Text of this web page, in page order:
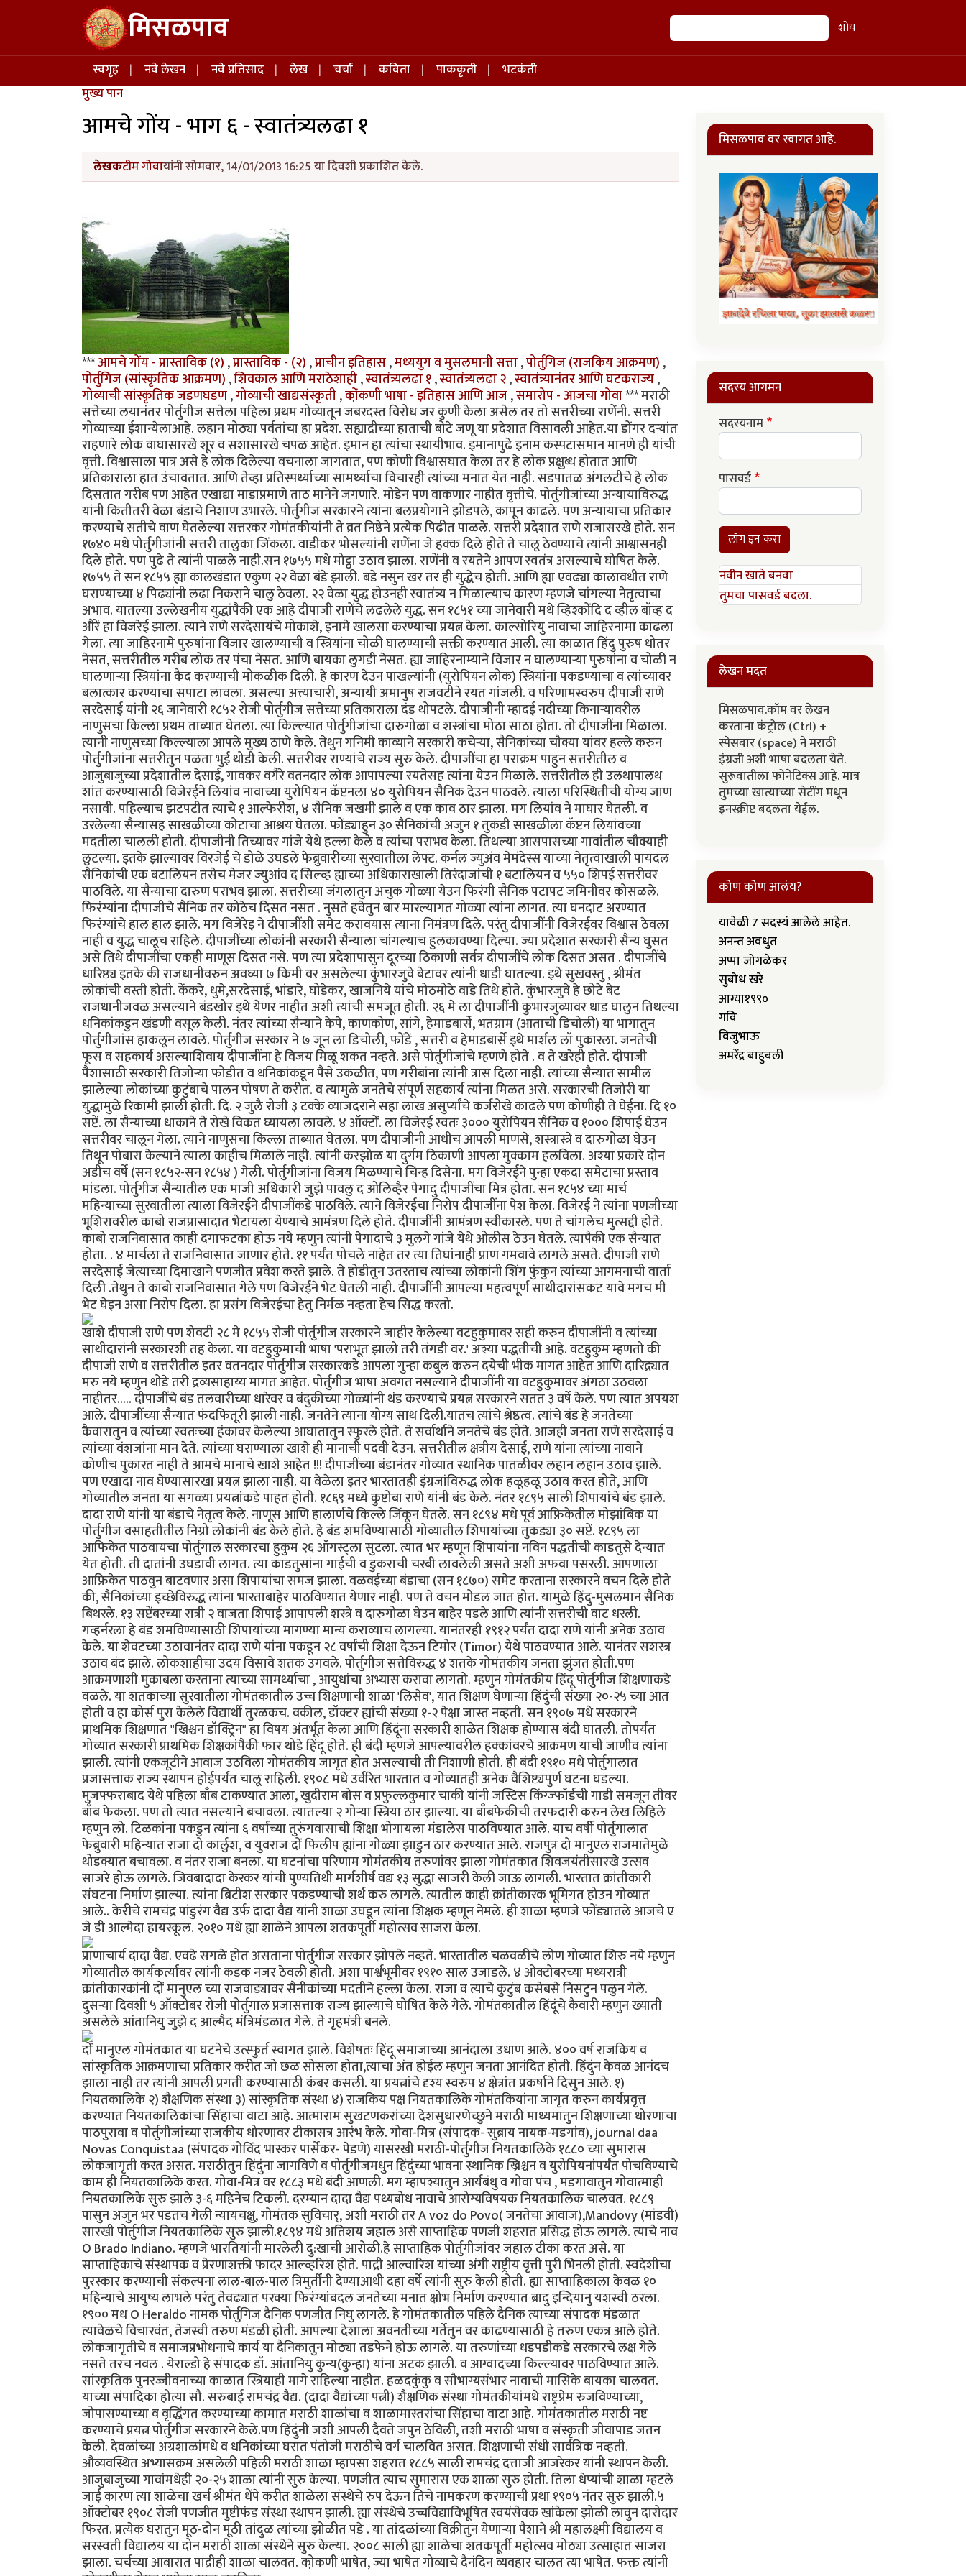
Skip to main content मिसळपाव शोध शोध
Main navigation
स्वगृह नवे लेखन नवे प्रतिसाद लेख चर्चा कविता पाककृती
भटकंती
मुख्य पान
आमचे गोंय - भाग ६ - स्वातंत्र्यलढा १
लेखकटीम गोवायांनी सोमवार, 14/01/2013 16:25 या दिवशी प्रकाशित केले.
***आमचे गोंय - प्रास्ताविक (१),प्रास्ताविक - (२),प्राचीन इतिहास,मध्ययुग व मुसलमानी सत्ता,पोर्तुगिज (राजकिय आक्रमण),
पोर्तुगिज (सांस्कृतिक आक्रमण),शिवकाल आणि मराठेशाही,स्वातंत्र्यलढा १,स्वातंत्र्यलढा २,स्वातंत्र्यानंतर आणि घटकराज्य,
गोव्याची सांस्कृतिक जडणघडण,गोव्याची खाद्यसंस्कृती,को़ंकणी भाषा - इतिहास आणि आज,समारोप - आजचा गोवा*** मराठी
सत्तेच्या लयानंतर पोर्तुगीज सत्तेला पहिला प्रथम गोव्यातून जबरदस्त विरोध जर कुणी केला असेल तर तो सत्तरीच्या राणेंनी. सत्तरी
गोव्याच्या ईशान्येलाआहे. लहान मोठ्या पर्वतांचा हा प्रदेश. सह्याद्रीच्या हाताची बोटे जणू या प्रदेशात विसावली आहेत.या डोंगर दर्‍यांत
राहणारे लोक वाघासारखे शूर व सशासारखे चपळ आहेत. इमान हा त्यांचा स्थायीभाव. इमानापुढे इनाम कस्पटासमान मानणे ही यांची
वृत्ती. विश्वासाला पात्र असे हे लोक दिलेल्या वचनाला जागतात, पण कोणी विश्वासघात केला तर हे लोक प्रक्षुब्ध होतात आणि
प्रतिकाराला हात उंचावतात. आणि तेव्हा प्रतिस्पर्ध्याच्या सामर्थ्याचा विचारही त्यांच्या मनात येत नाही. सडपातळ अंगलटीचे हे लोक
दिसतात गरीब पण आहेत एखाद्या माडाप्रमाणे ताठ मानेने जगणारे. मोडेन पण वाकणार नाहीत वृत्तीचे. पोर्तुगीजांच्या अन्यायाविरुद्ध
यांनी कितीतरी वेळा बंडाचे निशाण उभारले. पोर्तुगीज सरकारने त्यांना बलप्रयोगाने झोडपले, कापून काढले. पण अन्यायाचा प्रतिकार
करण्याचे सतीचे वाण घेतलेल्या सत्तरकर गोमंतकीयांनी ते व्रत निष्ठेने प्रत्येक पिढीत पाळले. सत्तरी प्रदेशात राणे राजासरखे होते. सन
१७४० मधे पोर्तुगीजांनी सत्तरी तालुका जिंकला. वाडीकर भोसल्यांनी राणेंना जे हक्क दिले होते ते चालू ठेवण्याचे त्यांनी आश्वासनही
दिले होते. पण पुढे ते त्यांनी पाळले नाही.सन १७५५ मधे मोट्ठा उठाव झाला. राणेंनी व रयतेने आपण स्वतंत्र असल्याचे घोषित केले.
१७५५ ते सन १८५५ ह्या कालखंडात एकुण २२ वेळा बंडे झाली. बडे नसुन खर तर ही युद्धेच होती. आणि ह्या एवढ्या कालावधीत राणे
घराण्याच्या ४ पिढ्यांनी लढा निकराने चालु ठेवला. २२ वेळा युद्ध होउनही स्वातंत्र्य न मिळाल्याच कारण म्हणजे चांगल्या नेतृत्वाचा
अभाव. यातल्या उल्लेखनीय युद्धांपैकी एक आहे दीपाजी राणेंचे लढलेले युद्ध. सन १८५१ च्या जानेवारी मधे व्हिश्कोंदि द व्हील बॉव्ह द
औरें हा विजरेई झाला. त्याने राणे सरदेसायंचे मोकाशे, इनामे खालसा करण्याचा प्रयत्न केला. काल्सोरियु नावाचा जाहिरनामा काढला
गेला. त्या जाहिरनामे पुरुषांना विजार खालण्याची व स्त्रियांना चोळी घालण्याची सक्ती करण्यात आली. त्या काळात हिंदु पुरुष धोतर
नेसत, सत्तरीतील गरीब लोक तर पंचा नेसत. आणि बायका लुगडी नेसत. ह्या जाहिरनाम्याने विजार न घालण्यार्‍या पुरुषांना व चोळी न
घालणार्‍या स्त्रियांना कैद करण्याची मोकळीक दिली. हे कारण देउन पाखल्यांनी (युरोपियन लोक) स्त्रियांना पकडण्याचा व त्यांच्यावर
बलात्कार करण्याचा सपाटा लावला. असल्या अत्त्याचारी, अन्यायी अमानुष राजवटीने रयत गांजली. व परिणामस्वरुप दीपाजी राणे
सरदेसाई यांनी २६ जानेवारी १८५२ रोजी पोर्तुगीज सत्तेच्या प्रतिकाराला दंड थोपटले. दीपाजीनी म्हादई नदीच्या किनार्‍यावरील
नाणुसचा किल्ला प्रथम ताब्यात घेतला. त्या किल्ल्यात पोर्तुगीजांचा दारुगोळा व शस्त्रांचा मोठा साठा होता. तो दीपाजींना मिळाला.
त्यानी नाणुसच्या किल्ल्याला आपले मुख्य ठाणे केले. तेथुन गनिमी काव्याने सरकारी कचेर्‍या, सैनिकांच्या चौक्या यांवर हल्ले करुन
पोर्तुगीजांना सत्तरीतुन पळता भुई थोडी केली. सत्तरीवर राण्यांचे राज्य सुरु केले. दीपाजींचा हा पराक्रम पाहुन सत्तरीतील व
आजुबाजुच्या प्रदेशातील देसाई, गावकर वगैरे वतनदार लोक आपापल्या रयतेसह त्यांना येउन मिळाले. सत्तरीतील ही उलथापालथ
शांत करण्यासाठी विजेरईने लियांव नावाच्या युरोपियन कॅप्टनला ४० युरोपियन सैनिक देउन पाठवले. त्याला परिस्थितीची योग्य जाण
नसावी. पहिल्याच झटपटीत त्याचे १ आल्फेरीश, ४ सैनिक जखमी झाले व एक काव ठार झाला. मग लियांव ने माघार घेतली. व
उरलेल्या सैन्यासह साखळीच्या कोटाचा आश्रय घेतला. फोंड्याहुन ३० सैनिकांची अजुन १ तुकडी साखळीला कॅप्टन लियांवच्या
मदतीला चालली होती. दीपाजीनी तिच्यावर गांजे येथे हल्ला केले व त्यांचा पराभव केला. तिथल्या आसपासच्या गावांतील चौक्याही
लुटल्या. इतके झाल्यावर विरजेई चे डोळे उघडले फेब्रुवारीच्या सुरवातीला लेफ्ट. कर्नल ज्युअंव मेमंदेस्स याच्या नेतृत्वाखाली पायदल
सैनिकांची एक बटालियन तसेच मेजर ज्युआंव द सिल्व्ह ह्याच्या अधिकाराखाली तिरंदाजांची १ बटालियन व ५५० शिपई सत्तरीवर
पाठविले. या सैन्याचा दारुण पराभव झाला. सत्तरीच्या जंगलातुन अचुक गोळ्या येउन फिरंगी सैनिक पटापट जमिनीवर कोसळले.
फिरंग्यांना दीपाजीचे सैनिक तर कोठेच दिसत नसत . नुसते हवेतुन बार मारल्यागत गोळ्या त्यांना लागत. त्या घनदाट अरण्यात
फिरंग्यांचे हाल हाल झाले. मग विजेरेइ ने दीपाजींशी समेट करावयास त्याना निमंत्रण दिले. परंतु दीपाजींनी विजेरईवर विश्वास ठेवला
नाही व युद्ध चालूच राहिले. दीपाजींच्या लोकांनी सरकारी सैन्याला चांगल्याच हुलकावण्या दिल्या. ज्या प्रदेशात सरकारी सैन्य घुसत
असे तिथे दीपाजींचा एकही माणूस दिसत नसे. पण त्या प्रदेशापासुन दूरच्या ठिकाणी सर्वत्र दीपाजींचे लोक दिसत असत . दीपाजींचे
धारिष्ठ्य इतके की राजधानीवरुन अवघ्या ७ किमी वर असलेल्या कुंभारजुवे बेटावर त्यांनी धाडी घातल्या. इथे सुखवस्तु , श्रीमंत
लोकांची वस्ती होती. केंकरे, धुमे,सरदेसाई, भांडारे, घोडेकर, खाजनिये यांचे मोठमोठे वाडे तिथे होते. कुंभारजुवे हे छोटे बेट
राजधानीजवळ असल्याने बंडखोर इथे येणर नाहीत अशी त्यांची समजूत होती. २६ मे ला दीपाजींनी कुभारजुव्यावर धाड घालुन तिथल्या
धनिकांकडुन खंडणी वसूल केली. नंतर त्यांच्या सैन्याने केपे, काणकोण, सांगे, हेमाडबार्से, भतग्राम (आताची डिचोली) या भागातुन
पोर्तुगीजांस हाकलून लावले. पोर्तुगीज सरकार ने ७ जून ला डिचोली, फोंडें , सत्तरी व हेमाडबार्से इथे मार्शल लॉ पुकारला. जनतेची
फूस व सहकार्य असल्याशिवाय दीपाजींना हे विजय मिळू शकत नव्हते. असे पोर्तुगीजांचे म्हणणे होते . व ते खरेही होते. दीपाजी
पैशासाठी सरकारी तिजोर्‍या फोडीत व धनिकांकडून पैसे उकळीत, पण गरीबांना त्यांनी त्रास दिला नाही. त्यांच्या सैन्यात सामील
झालेल्या लोकांच्या कुटुंबाचे पालन पोषण ते करीत. व त्यामुळे जनतेचे संपूर्ण सहकार्य त्यांना मिळत असे. सरकारची तिजोरी या
युद्धामुळे रिकामी झाली होती. दि. २ जुलै रोजी ३ टक्के व्याजदराने सहा लाख असुर्प्यांचे कर्जरोखे काढले पण कोणीही ते घेईना. दि १०
सप्टें. ला सैन्याच्या धाकाने ते रोखे विकत घ्यायला लावले. ४ ऑक्टों. ला विजेरई स्वतः ३००० युरोपियन सैनिक व १००० शिपाई घेउन
सत्तरीवर चालून गेला. त्याने नाणुसचा किल्ला ताब्यात घेतला. पण दीपाजीनी आधीच आपली माणसे, शस्त्रास्त्रे व दारुगोळा घेउन
तिथून पोबारा केल्याने त्याला काहीच मिळाले नाही. त्यांनी करझोळ या दुर्गम ठिकाणी आपला मुक्काम हलविला. अश्या प्रकारे दोन
अडीच वर्षे (सन १८५२-सन १८५४ ) गेली. पोर्तुगीजांना विजय मिळण्याचे चिन्ह दिसेना. मग विजेरईने पुन्हा एकदा समेटाचा प्रस्ताव
मांडला. पोर्तुगीज सैन्यातील एक माजी अधिकारी जुझे पावलु द ओलिव्हैर पेगादु दीपाजींचा मित्र होता. सन १८५४ च्या मार्च
महिन्याच्या सुरवातीला त्याला विजेरईने दीपाजींकडे पाठविले. त्याने विजेरईचा निरोप दीपाजींना पेश केला. विजेरई ने त्यांना पणजीच्या
भूशिरावरील काबो राजप्रासादात भेटायला येण्याचे आमंत्रण दिले होते. दीपाजींनी आमंत्रण स्वीकारले. पण ते चांगलेच मुत्सद्दी होते.
काबो राजनिवासात काही दगाफटका होऊ नये म्हणुन त्यांनी पेगादाचे ३ मुलगे गांजे येथे ओलीस ठेउन घेतले. त्यापैकी एक सैन्यात
होता. . ४ मार्चला ते राजनिवासात जाणार होते. ११ पर्यंत पोचले नाहेत तर त्या तिघांनाही प्राण गमवावे लागले असते. दीपाजी राणे
सरदेसाई जेत्याच्या दिमाखाने पणजीत प्रवेश करते झाले. ते होडीतुन उतरताच त्यांच्या लोकांनी शिंग फुंकुन त्यांच्या आगमनाची वार्ता
दिली .तेथुन ते काबो राजनिवासात गेले पण विजेरईने भेट घेतली नाही. दीपाजींनी आपल्या महत्वपूर्ण साथीदारांसकट यावे मगच मी
भेट घेइन असा निरोप दिला. हा प्रसंग विजेरईचा हेतु निर्मळ नव्हता हेच सिद्ध करतो.
खाशे दीपाजी राणे पण शेवटी २८ मे १८५५ रोजी पोर्तुगीज सरकारने जाहीर केलेल्या वटहुकुमावर सही करुन दीपाजींनी व त्यांच्या
साथीदारांनी सरकारशी तह केला. या वटहुकुमाची भाषा 'पराभूत झालो तरी तंगडी वर.' अश्या पद्धतीची आहे. वटहुकुम म्हणतो की
दीपाजी राणे व सत्तरीतील इतर वतनदार पोर्तुगीज सरकारकडे आपला गुन्हा कबुल करुन दयेची भीक मागत आहेत आणि दारिद्र्यात
मरु नये म्हणुन थोडे तरी द्रव्यसाहाय्य मागत आहेत. पोर्तुगीज भाषा अवगत नसल्याने दीपाजींनी या वटहुकुमावर अंगठा उठवला
नाहीतर..... दीपाजींचे बंड तलवारीच्या धारेवर व बंदुकीच्या गोळ्यांनी थंड करण्याचे प्रयत्न सरकारने सतत ३ वर्षे केले. पण त्यात अपयश
आले. दीपाजींच्या सैन्यात फंदफितूरी झाली नाही. जनतेने त्याना योग्य साथ दिली.यातच त्यांचे श्रेष्ठत्व. त्यांचे बंड हे जनतेच्या
कैवारातुन व त्यांच्या स्वतःच्या हंकावर केलेल्या आघातातुन स्फुरले होते. ते सर्वार्थाने जनतेचे बंड होते. आजही जनता राणे सरदेसाई व
त्यांच्या वंशजांना मान देते. त्यांच्या घराण्याला खाशे ही मानाची पदवी देउन. सत्तरीतील क्षत्रीय देसाई, राणे यांना त्यांच्या नावाने
कोणीच पुकारत नाही ते आमचे मानाचे खाशे आहेत !!! दीपाजींच्या बंडानंतर गोव्यात स्थानिक पातळीवर लहान लहान उठाव झाले.
पण एखादा नाव घेण्यासारखा प्रयत्न झाला नाही. या वेळेला इतर भारतातही इंग्रजांविरुद्ध लोक हळूहळू उठाव करत होते, आणि
गोव्यातील जनता या सगळ्या प्रयत्नांकडे पाहत होती. १८६९ मध्ये कुष्टोबा राणे यांनी बंड केले. नंतर १८९५ साली शिपायांचे बंड झाले.
दादा राणे यांनी या बंडाचे नेतृत्व केले. नाणूस आणि हालार्णचे किल्ले जिंकून घेतले. सन १८९४ मधे पूर्व आफ्रिकेतील मोझांबिक या
पोर्तुगीज वसाहतीतील निग्रो लोकांनी बंड केले होते. हे बंड शमविण्यासाठी गोव्यातील शिपायांच्या तुकड्या ३० सप्टें. १८९५ ला
आफिकेत पाठवायचा पोर्तुगाल सरकारचा हुकुम २६ ऑगस्ट्ला सुटला. त्यात भर म्हणून शिपायांना नविन पद्धतीची काडतुसे देन्यात
येत होती. ती दातांनी उघडावी लागत. त्या काडतुसांना गाईची व डुकराची चरबी लावलेली असते अशी अफवा पसरली. आपणाला
आफ्रिकेत पाठवुन बाटवणार असा शिपायांचा समज झाला. वळवईच्या बंडाचा (सन १८७०) समेट करताना सरकारने वचन दिले होते
की, सैनिकांच्या इच्छेविरुद्ध त्यांना भारताबाहेर पाठविण्यात येणार नाही. पण ते वचन मोडल जात होत. यामुळे हिंदु-मुसलमान सैनिक
बिथरले. १३ सप्टेंबरच्या रात्री २ वाजता शिपाई आपापली शस्त्रे व दारुगोळा घेउन बाहेर पडले आणि त्यांनी सत्तरीची वाट धरली.
गव्हर्नरला हे बंड शमविण्यासाठी शिपायांच्या मागण्या मान्य कराव्याच लागल्या. यानंतरही १९१२ पर्यंत दादा राणे यांनी अनेक उठाव
केले. या शेवटच्या उठावानंतर दादा राणे यांना पकडून २८ वर्षांची शिक्षा देऊन टिमोर (Timor) येथे पाठवण्यात आले. यानंतर सशस्त्र
उठाव बंद झाले. लोकशाहीचा उदय विसावे शतक उगवले. पोर्तुगीज सत्तेविरुद्ध ४ शतके गोमंतकीय जनता झुंजत होती.पण
आक्रमणाशी मुकाबला करताना त्याच्या सामर्थ्याचा , आयुधांचा अभ्यास करावा लागतो. म्हणुन गोमंतकीय हिंदू पोर्तुगीज शिक्षणाकडे
वळले. या शतकाच्या सुरवातीला गोमंतकातील उच्च शिक्षणाची शाळा 'लिसेव', यात शिक्षण घेणार्‍या हिंदुंची संख्या २०-२५ च्या आत
होती व हा कोर्स पुरा केलेले विद्यार्थी तुरळकच. वकील, डॉक्टर ह्यांची संख्या १-२ पेक्षा जास्त नव्हती. सन १९०७ मधे सरकारने
प्राथमिक शिक्षणात "ख्रिश्चन डॉक्ट्रिन" हा विषय अंतर्भूत केला आणि हिंदूंना सरकारी शाळेत शिक्षक होण्यास बंदी घातली. तोपर्यंत
गोव्यात सरकारी प्राथमिक शिक्षकांपैकी फार थोडे हिंदू होते. ही बंदी म्हणजे आपल्यावरील हक्कांवरचे आक्रमण याची जाणीव त्यांना
झाली. त्यांनी एकजूटीने आवाज उठविला गोमंतकीय जागृत होत असल्याची ती निशाणी होती. ही बंदी १९१० मधे पोर्तुगालात
प्रजासत्ताक राज्य स्थापन होईपर्यंत चालू राहिली. १९०८ मधे उर्वरित भारतात व गोव्यातही अनेक वैशिष्ट्यपुर्ण घटना घडल्या.
मुजफ्फराबाद येथे पहिला बाँब टाकण्यात आला, खुदीराम बोस व प्रफुल्लकुमार चाकी यांनी जस्टिस किंग्ज्फॉर्डची गाडी समजून तीवर
बाँब फेकला. पण तो त्यात नसल्याने बचावला. त्यातल्या २ गोर्‍या स्त्रिया ठार झाल्या. या बाँबफेकीची तरफदारी करुन लेख लिहिले
म्हणुन लो. टिळकांना पकडुन त्यांना ६ वर्षांच्या तुरुंगवासाची शिक्षा भोगायला मंडालेस पाठविण्यात आले. याच वर्षी पोर्तुगालात
फेब्रुवारी महिन्यात राजा दो कार्लुश, व युवराज दों फिलीप ह्यांना गोळ्या झाडुन ठार करण्यात आले. राजपुत्र दो मानुएल राजमातेमुळे
थोडक्यात बचावला. व नंतर राजा बनला. या घटनांचा परिणाम गोमंतकीय तरुणांवर झाला गोमंतकात शिवजयंतीसारखे उत्सव
साजरे होऊ लागले. जिवबादादा केरकर यांची पुण्यतिथी मार्गशीर्ष वद्य १३ सुद्धा साजरी केली जाऊ लागली. भारतात क्रांतीकारी
संघटना निर्माण झाल्या. त्यांना ब्रिटीश सरकार पकडण्याची शर्थ करु लागले. त्यातील काही क्रांतीकारक भूमिगत होउन गोव्यात
आले.. केरीचे रामचंद्र पांडुरंग वैद्य उर्फ दादा वैद्य यांनी शाळा उघडून त्यांना शिक्षक म्हणून नेमले. ही शाळा म्हणजे फोंड्यातले आजचे ए
जे डी आल्मेदा हायस्कूल. २०१० मधे ह्या शाळेने आपला शतकपूर्ती महोत्सव साजरा केला.
प्राणाचार्य दादा वैद्य. एवढे सगळे होत असताना पोर्तुगीज सरकार झोपले नव्हते. भारतातील चळवळीचे लोण गोव्यात शिरु नये म्हणुन
गोव्यातील कार्यकर्त्यांवर त्यांनी कडक नजर ठेवली होती. अशा पार्श्वभूमीवर १९१० साल उजाडले. ४ ओक्टोबरच्या मध्यरात्री
क्रांतीकारकांनी दों मानुएल च्या राजवाड्यावर सैनीकांच्या मदतीने हल्ला केला. राजा व त्याचे कुटुंब कसेबसे निसटुन पळुन गेले.
दुसर्‍या दिवशी ५ ऑक्टोबर रोजी पोर्तुगाल प्रजासत्ताक राज्य झाल्याचे घोषित केले गेले. गोमंतकातील हिंदूंचे कैवारी म्हणुन ख्याती
असलेले आंतानियु जुझे द आल्मैद मंत्रिमंडळात गेले. ते गृहमंत्री बनले.
दों मानुएल गोमंतकात या घटनेचे उत्स्फुर्त स्वागत झाले. विशेषतः हिंदू समाजाच्या आनंदाला उधाण आले. ४०० वर्ष राजकिय व
सांस्कृतिक आक्रमणाचा प्रतिकार करीत जो छळ सोसला होता,त्याचा अंत होईल म्हणुन जनता आनंदित होती. हिंदुंन केवळ आनंदच
झाला नाही तर त्यांनी आपली प्रगती करण्यासाठी कंबर कसली. या प्रयत्नांचे दृश्य स्वरुप ४ क्षेत्रांत प्रकर्षाने दिसुन आले. १)
नियतकालिके २) शैक्षणिक संस्था ३) सांस्कृतिक संस्था ४) राजकिय पक्ष नियतकालिके गोमंतकियांना जागृत करुन कार्यप्रवृत्त
करण्यात नियतकालिकांचा सिंहाचा वाटा आहे. आत्माराम सुखटणकरांच्या देशसुधारणेच्छुने मराठी माध्यमातुन शिक्षणाच्या धोरणाचा
पाठपुरावा व पोर्तुगीजांच्या राजकीय धोरणावर टीकासत्र आरंभ केले. गोवा-मित्र (संपादक- सुब्राय नायक-मडगांव), journal daa
Novas Conquistaa (संपादक गोविंद भास्कर पार्सेकर- पेडणे) यासरखी मराठी-पोर्तुगीज नियतकालिके १८८० च्या सुमारास
लोकजागृती करत असत. मराठीतुन हिंदुंना जागविणे व पोर्तुगीजमधुन हिंदुंच्या भावना स्थानिक ख्रिश्चन व युरोपियनांपर्यंत पोचविण्याचे
काम ही नियतकालिके करत. गोवा-मित्र वर १८८३ मधे बंदी आणली. मग म्हापश्यातुन आर्यबंधु व गोवा पंच , मडगावातुन गोवात्माही
नियतकालिके सुरु झाले ३-६ महिनेच टिकली. दरम्यान दादा वैद्य पथ्यबोध नावाचे आरोग्यविषयक नियतकालिक चालवत. १८८९
पासुन अजुन भर पडतच गेली न्यायचक्षु, गोमंतक सुविचार्, अशी मराठी तर A voz do Povo( जनतेचा आवाज),Mandovy (मांडवी)
सारखी पोर्तुगीज नियतकालिके सुरु झाली.१८९४ मधे अतिशय जहाल असे साप्ताहिक पणजी शहरात प्रसिद्ध होऊ लागले. त्याचे नाव
O Brado Indiano. म्हणजे भारतियांनी मारलेली दु:खाची आरोळी.हे साप्ताहिक पोर्तुगीजांवर जहाल टीका करत असे. या
साप्ताहिकाचे संस्थापक व प्रेरणाशक्ती फादर आल्व्हरिश होते. पाद्री आल्वारिश यांच्या अंगी राष्ट्रीय वृत्ती पुरी भिनली होती. स्वदेशीचा
पुरस्कार करण्याची संकल्पना लाल-बाल-पाल त्रिमुर्तींनी देण्याआधी दहा वर्षे त्यांनी सुरु केली होती. ह्या साप्ताहिकाला केवळ १०
महिन्याचे आयुष्य लाभले परंतु तेवढ्यात परक्या फिरंग्यांबदल जनतेच्या मनात क्षोभ निर्माण करण्यात ब्रादु इन्दियानु यशस्वी ठरला.
१९०० मध O Heraldo नामक पोर्तुगिज दैनिक पणजीत निघु लागले. हे गोमंतकातील पहिले दैनिक त्याच्या संपादक मंडळात
त्यावेळचे विचारवंत, तेजस्वी तरुण मंडळी होती. आपल्या देशाला अवनतीच्या गर्तेतुन वर काढण्यासाठी हे तरुण एकत्र आले होते.
लोकजागृतीचे व समाजप्रभोधनाचे कार्य या दैनिकातुन मोठ्या तडफेने होऊ लागले. या तरुणांच्या धडपडीकडे सरकारचे लक्ष गेले
नसते तरच नवल . येराल्डो हे संपादक डॉ. आंतानियु कुन्य(कुन्हा) यांना अटक झाली. व आग्वादच्या किल्ल्यावर पाठविण्यात आले.
सांस्कृतिक पुनरज्जीवनाच्या काळात स्त्रियाही मागे राहिल्या नाहीत. हळदकुंकु व सौभाग्यसंभार नावाची मासिके बायका चालवत.
याच्या संपादिका होत्या सौ. सरुबाई रामचंद्र वैद्य. (दादा वैद्यांच्या पत्नी) शैक्षणिक संस्था गोमंतकीयांमधे राष्ट्रप्रेम रुजविण्याच्या,
जोपासण्याच्या व वृद्धिंगत करण्याच्या कामात मराठी शाळांचा व शाळामास्तरांचा सिंहाचा वाटा आहे. गोमंतकातील मराठी नष्ट
करण्याचे प्रयत्न पोर्तुगीज सरकारने केले.पण हिंदुंनी जशी आपली दैवते जपुन ठेविली, तशी मराठी भाषा व संस्कृती जीवापाड जतन
केली. देवळांच्या अग्रशाळांमधे व धनिकांच्या घरात पंतोजी मराठीचे वर्ग चालवित असत. शिक्षणाची संधी सार्वत्रिक नव्हती.
औव्यवस्थित अभ्यासक्रम असलेली पहिली मराठी शाळा म्हापसा शहरात १८८५ साली रामचंद्र दत्ताजी आजरेकर यांनी स्थापन केली.
आजुबाजुच्या गावांमधेही २०-२५ शाळा त्यांनी सुरु केल्या. पणजीत त्याच सुमारास एक शाळा सुरु होती. तिला धेप्यांची शाळा म्हटले
जाई कारण त्या शाळेचा खर्च श्रीमंत धेंपे करीत शाळेला संस्थेचे रुप देऊन तिचे नामकरण करण्याची प्रथा १९०५ नंतर सुरु झाली.५
ऑक्टोबर १९०८ रोजी पणजीत मुष्टीफंड संस्था स्थापन झाली. ह्या संस्थेचे उच्चविद्याविभूषित स्वयंसेवक खांकेला झोळी लावुन दारोदार
फिरत. प्रत्येक घरातुन मूठ-दोन मूठी तांदुळ त्यांच्या झोळीत पडे . या तांदळांच्या विक्रीतुन येणार्‍या पैशाने श्री महालक्ष्मी विद्यालय व
सरस्वती विद्यालय या दोन मराठी शाळा संस्थेने सुरु केल्या. २००८ साली ह्या शाळेचा शतकपूर्ती महोत्सव मोठ्या उत्साहात साजरा
झाला. चर्चच्या आवारात पाद्रीही शाळा चालवत. को़कणी भाषेत, ज्या भाषेत गोव्याचे दैनंदिन व्यवहार चालत त्या भाषेत. फक्त त्यांनी
मिसळपाव वर स्वागत आहे.
सदस्य आगमन
सदस्यनाम
पासवर्ड
लॉग इन करा
नवीन खाते बनवा
तुमचा पासवर्ड बदला.
लेखन मदत
मिसळपाव.कॉम वर लेखन
करताना कंट्रोल (Ctrl) +
स्पेसबार (space) ने मराठी
इंग्रजी अशी भाषा बदलता येते.
सुरूवातीला फोनेटिक्स आहे. मात्र
तुमच्या खात्याच्या सेटींग मधून
इनस्क्रीप्ट बदलता येईल.
कोण कोण आलंय?
यावेळी 7 सदस्यं आलेले आहेत.
अनन्त अवधुत
अप्पा जोगळेकर
सुबोध खरे
आग्या१९९०
गवि
विजुभाऊ
अमरेंद्र बाहुबली